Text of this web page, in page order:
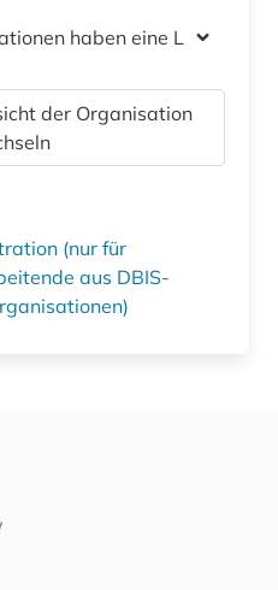
haben eine Lizenz
der Organisation
(nur für
aus DBIS-